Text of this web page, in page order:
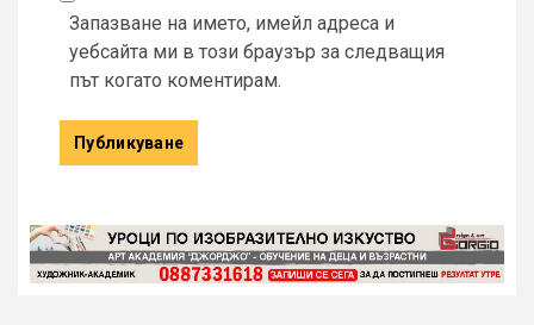
Запазване на името, имейл адреса и
уебсайта ми в този браузър за следващия
път когато коментирам.